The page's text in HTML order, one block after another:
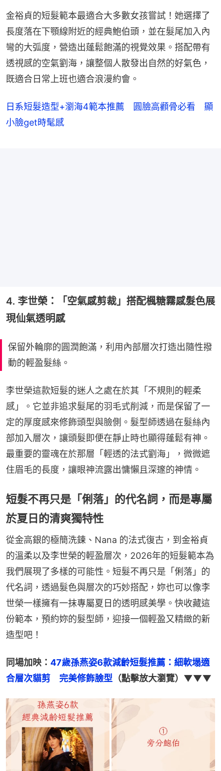
金裕貞的短髮範本最適合大多數女孩嘗試！她選擇了
長度落在下顎線附近的經典鮑伯頭，並在髮尾加入內
彎的大弧度，營造出蓬鬆飽滿的視覺效果。搭配帶有
透視感的空氣劉海，讓整個人散發出自然的好氣色，
既適合日常上班也適合浪漫約會。
日系短髮造型+瀏海4範本推薦 圓臉高顴骨必看 顯
小臉get時髦感
4. 李世榮：「空氣感剪裁」搭配楓糖霧感髮色展
現仙氣透明感
保留外輪廓的圓潤飽滿，利用內部層次打造出隨性撥
動的輕盈髮絲。
李世榮這款短髮的迷人之處在於其「不規則的輕柔
感」。它並非追求髮尾的羽毛式削減，而是保留了一
定的厚度感來修飾頭型與臉側。髮型師透過在髮絲內
部加入層次，讓頭髮即便在靜止時也顯得蓬鬆有神。
最重要的靈魂在於那層「輕透的法式劉海」，微微遮
住眉毛的長度，讓眼神流露出慵懶且深邃的神情。
短髮不再只是「俐落」的代名詞，而是專屬
於夏日的清爽獨特性
從金高銀的極簡洗鍊、Nana 的法式復古，到金裕貞
的溫柔以及李世榮的輕盈層次，2026年的短髮範本為
我們展現了多樣的可能性。短髮不再只是「俐落」的
代名詞，透過髮色與層次的巧妙搭配，妳也可以像李
世榮一樣擁有一抹專屬夏日的透明感美學。快收藏這
份範本，預約妳的髮型師，迎接一個輕盈又精緻的新
造型吧！
同場加映： 47歲孫燕姿6款減齡短髮推薦：細軟塌適
合層次貓剪　完美修飾臉型 （點擊放大瀏覽）▼▼▼